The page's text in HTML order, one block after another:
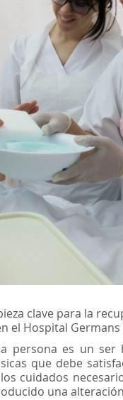
clave para la
el Hospital
persona es un
que debe
cuidados
una